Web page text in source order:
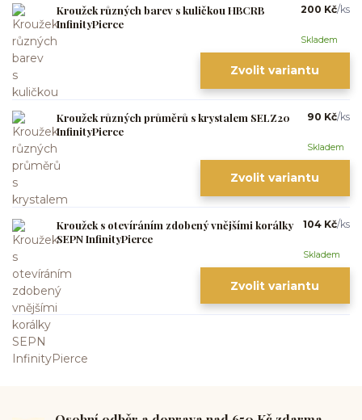
Kroužek různých barev s kuličkou HBCRB
InfinityPierce
200 Kč/ks
Skladem
Zvolit variantu
Kroužek různých průměrů s krystalem SELZ20
InfinityPierce
90 Kč/ks
Skladem
Zvolit variantu
Kroužek s otevíráním zdobený vnějšími korálky
SEPN InfinityPierce
104 Kč/ks
Skladem
Zvolit variantu